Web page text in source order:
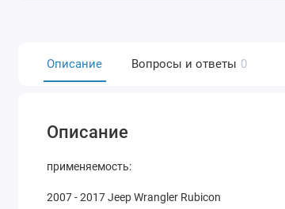
Описание Вопросы и ответы 0
Описание
применяемость:
2007 - 2017 Jeep Wrangler Rubicon